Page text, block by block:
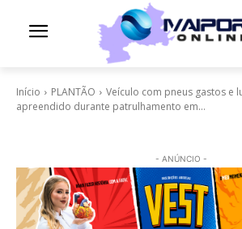
Início PLANTÃO
Veículo com pneus gastos e
apreendido durante patrulhamento em...
- ANÚNCIO -